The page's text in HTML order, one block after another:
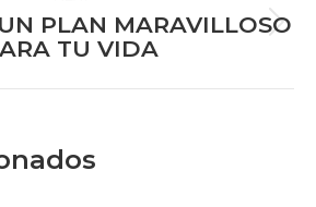
Next
PLAN MARAVILLOSO
TU VIDA